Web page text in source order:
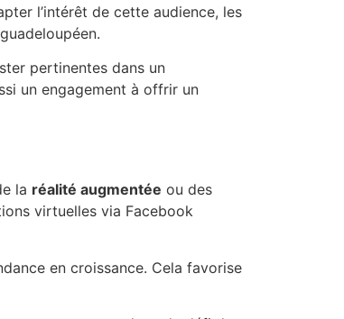
l’intérêt de cette audience, les
pertinentes dans un
un engagement à offrir un
la réalité augmentée ou des
virtuelles via Facebook
en croissance. Cela favorise